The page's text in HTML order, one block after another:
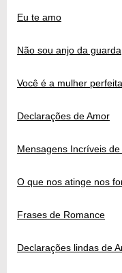
Eu te amo
Não sou anjo da
Você é a mulher
Declarações de Amor
Mensagens Incríveis de
O que nos atinge nos
Frases de Romance
Declarações lindas de